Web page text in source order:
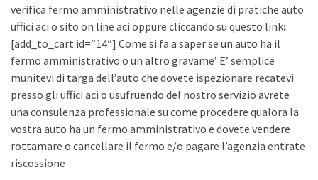
verifica fermo amministrativo nelle agenzie di pratiche auto
uffici aci o sito on line aci oppure cliccando su questo link:
[add_to_cart id=”14″] Come si fa a saper se un auto ha il
fermo amministrativo o un altro gravame’ E’ semplice
munitevi di targa dell’auto che dovete ispezionare recatevi
presso gli uffici aci o usufruendo del nostro servizio avrete
una consulenza professionale su come procedere qualora la
vostra auto ha un fermo amministrativo e dovete vendere
rottamare o cancellare il fermo e/o pagare l’agenzia entrate
riscossione